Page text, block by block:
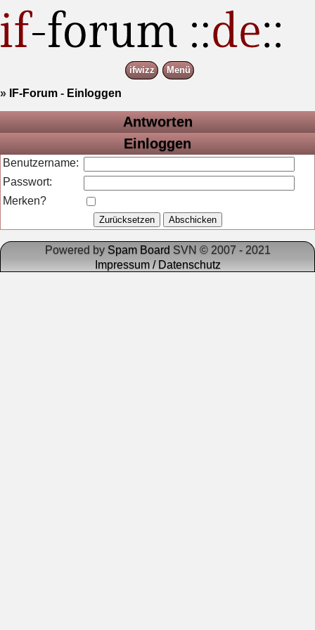
ifwizz Menü
» IF-Forum - Einloggen
Antworten
Einloggen
Benutzername:
Passwort:
Merken?
Powered by Spam Board SVN © 2007 - 2021
Impressum / Datenschutz